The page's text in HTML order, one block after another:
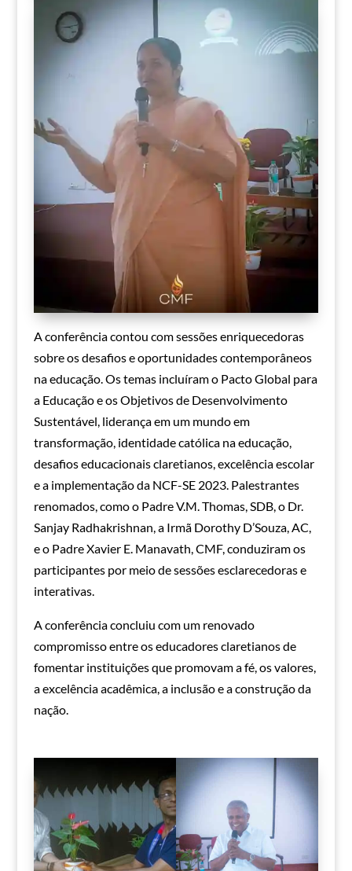
A conferência contou com sessões enriquecedoras
sobre os desafios e oportunidades contemporâneos
na educação. Os temas incluíram o Pacto Global para
a Educação e os Objetivos de Desenvolvimento
Sustentável, liderança em um mundo em
transformação, identidade católica na educação,
desafios educacionais claretianos, excelência escolar
e a implementação da NCF-SE 2023. Palestrantes
renomados, como o Padre V.M. Thomas, SDB, o Dr.
Sanjay Radhakrishnan, a Irmã Dorothy D’Souza, AC,
e o Padre Xavier E. Manavath, CMF, conduziram os
participantes por meio de sessões esclarecedoras e
interativas.
A conferência concluiu com um renovado
compromisso entre os educadores claretianos de
fomentar instituições que promovam a fé, os valores,
a excelência acadêmica, a inclusão e a construção da
nação.